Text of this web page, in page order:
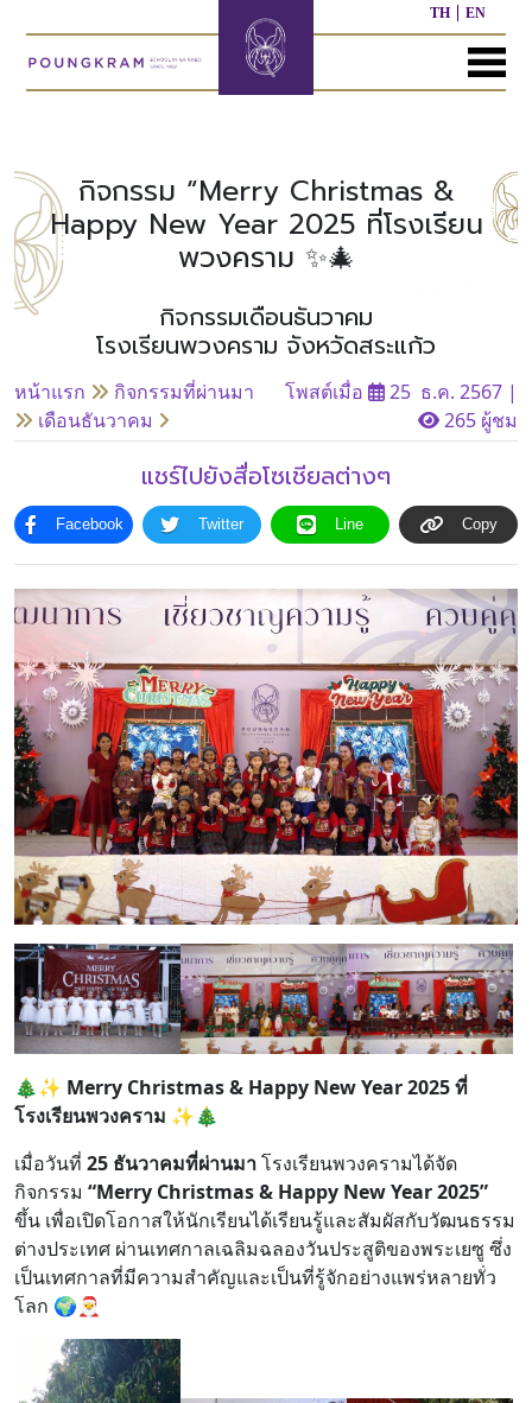
TH EN
MENU
แรก
กับ
ประวัติ
โรงเรียน
บุคลากร
ของ
เรา
โครงสร้าง
ขอบข่าย
และ
ภารกิจ
หลักสูตร
ก่อน
วัย
เรียน
หลักสูตร
หลักสูตร
ผล
งาน
ที่
ผ่าน
มา
ที่
ผ่าน
มา
เรา
กิจกรรม “Merry Christmas &
Happy New Year 2025 ที่โรงเรียน
พวงคราม ✨🎄
กิจกรรมเดือนธันวาคม
โรงเรียนพวงคราม จังหวัดสระแก้ว
หน้าแรก
กิจกรรมที่ผ่านมา
เดือนธันวาคม
โพสต์เมื่อ 25 ธ.ค. 2567 |
265 ผู้ชม
แชร์ไปยังสื่อโซเชียลต่างๆ
Facebook Twitter Line Copy
🎄✨ Merry Christmas & Happy New Year 2025 ที่
โรงเรียนพวงคราม ✨🎄
เมื่อวันที่ 25 ธันวาคมที่ผ่านมาโรงเรียนพวงครามได้จัด
กิจกรรม “Merry Christmas & Happy New Year 2025”
ขึ้น เพื่อเปิดโอกาสให้นักเรียนได้เรียนรู้และสัมผัสกับวัฒนธรรม
ต่างประเทศ ผ่านเทศกาลเฉลิมฉลองวันประสูติของพระเยซู ซึ่ง
เป็นเทศกาลที่มีความสำคัญและเป็นที่รู้จักอย่างแพร่หลายทั่ว
โลก 🌍🎅